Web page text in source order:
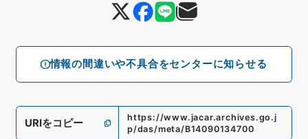
情報の間違いや不具合をセンターに知らせる
URIをコピー
https://www.jacar.archives.go.j
p/das/meta/B14090134700